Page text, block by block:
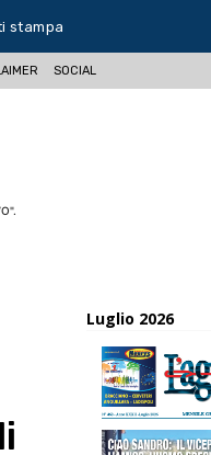
stampa
SOCIAL
Luglio 2026